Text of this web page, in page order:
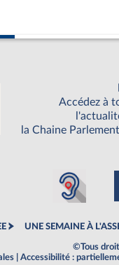
Accédez à
la Chaine
UNE SEMAINE À
©Tous
Accessibilité :